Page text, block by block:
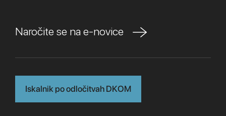
Naročite se na e-novice
Iskalnik po odločitvah DKOM